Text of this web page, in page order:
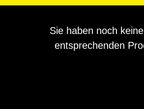
Sie haben noch
entsprechenden